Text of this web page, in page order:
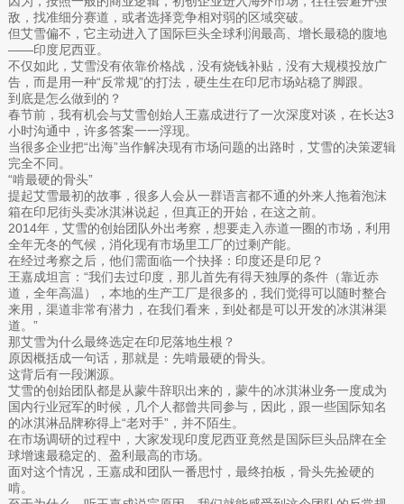
敌，找准细分赛道，或者选择竞争相对弱的区域突破。
但艾雪偏不，它主动进入了国际巨头全球利润最高、增长最稳的腹地
——印度尼西亚。
不仅如此，艾雪没有依靠价格战，没有烧钱补贴，没有大规模投放广
告，而是用一种“反常规”的打法，硬生生在印尼市场站稳了脚跟。
到底是怎么做到的？
春节前，我有机会与艾雪创始人王嘉成进行了一次深度对谈，在长达3
小时沟通中，许多答案一一浮现。
当很多企业把“出海”当作解决现有市场问题的出路时，艾雪的决策逻辑
完全不同。
“啃最硬的骨头”
提起艾雪最初的故事，很多人会从一群语言都不通的外来人拖着泡沫
箱在印尼街头卖冰淇淋说起，但真正的开始，在这之前。
2014年，艾雪的创始团队外出考察，想要走入赤道一圈的市场，利用
全年无冬的气候，消化现有市场里工厂的过剩产能。
在经过考察之后，他们需面临一个抉择：印度还是印尼？
王嘉成坦言：“我们去过印度，那儿首先有得天独厚的条件（靠近赤
道，全年高温），本地的生产工厂是很多的，我们觉得可以随时整合
来用，渠道非常有潜力，在我们看来，到处都是可以开发的冰淇淋渠
道。”
那艾雪为什么最终选定在印尼落地生根？
原因概括成一句话，那就是：先啃最硬的骨头。
这背后有一段渊源。
艾雪的创始团队都是从蒙牛辞职出来的，蒙牛的冰淇淋业务一度成为
国内行业冠军的时候，几个人都曾共同参与，因此，跟一些国际知名
的冰淇淋品牌称得上“老对手”，并不陌生。
在市场调研的过程中，大家发现印度尼西亚竟然是国际巨头品牌在全
球增速最稳定的、盈利最高的市场。
面对这个情况，王嘉成和团队一番思忖，最终拍板，骨头先捡硬的
啃。